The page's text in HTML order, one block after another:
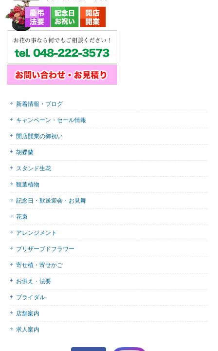
新着情報・ブログ
キャンペーン・セール情報
開店開業の御祝い
胡蝶蘭
スタンド生花
観葉植物
記念日・歓送迎会・お見舞
花束
アレンジメント
プリザーブドフラワー
寄せ植・寄せかご
お供え・法要
ブライダル
店舗案内
求人案内